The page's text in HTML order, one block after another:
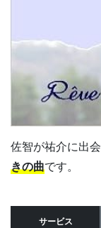
佐智が祐介に出会
きの曲です。
サービス